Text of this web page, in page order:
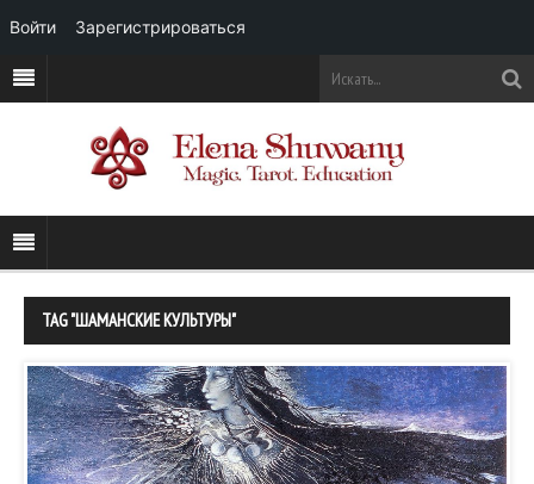
TAG "ШАМАНСКИЕ КУЛЬТУРЫ"
Войти Зарегистрироваться